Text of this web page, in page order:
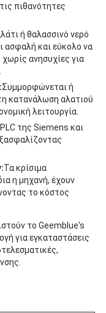
πιθανότητες
ή θαλασσινό νερό
ασφαλή και εύκολο να
ανησυχίες για
Συμμορφώνεται ή
κατανάλωση αλατιού
λειτουργία.
της Siemens και
Τα κρίσιμα
η μηχανή, έχουν
το κόστος
το Geemblue's
για εγκαταστάσεις